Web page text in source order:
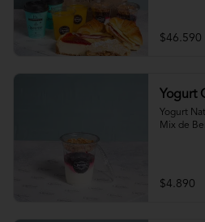
$46.590
Yogurt
Yogurt
Mix de
$4.890